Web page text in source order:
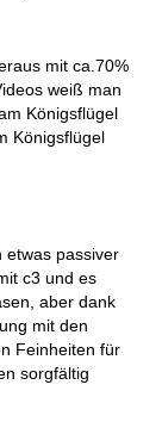
mit ca.70%
weiß man
Königsflügel
Königsflügel
passiver
c3 und es
aber dank
mit den
Feinheiten für
sorgfältig